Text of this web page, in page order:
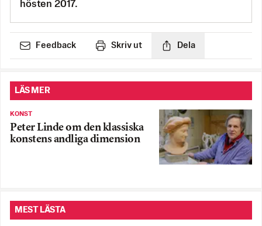
hösten 2017.
Feedback Skriv ut Dela
LÄS MER
KONST
Peter Linde om den klassiska
konstens andliga dimension
MEST LÄSTA